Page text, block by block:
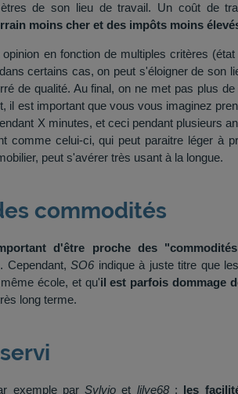
de son lieu de travail. Un coût de
moins cher et des impôts moins
en fonction de multiples critères
certains cas, on peut s'éloigner de son
de qualité. Au final, on ne met pas plus
il est important que vous vous imaginez
X minutes, et ceci pendant plusieurs
comme celui-ci, qui peut paraitre léger à
peut s'avérer très usant à la longue.
commodités
d'être proche des
Cependant, SO6 indique à juste titre que
école, et qu'il est parfois dommage
long terme.
exemple parSylvio et lilye68: les